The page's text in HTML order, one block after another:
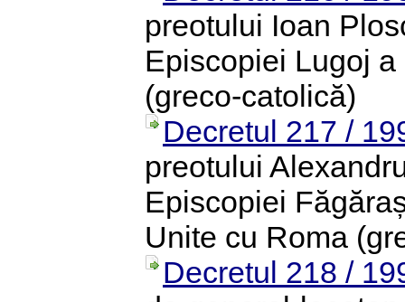
preotului Ioan
Episcopiei Lugoj
(greco-catolică)
Decretul 217 /
preotului
Episcopiei
Unite cu Roma
Decretul 218 /